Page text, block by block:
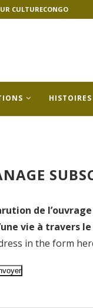
CULTURECONGO
HISTOIRES
de l’ouvrage
vie à travers
in the form